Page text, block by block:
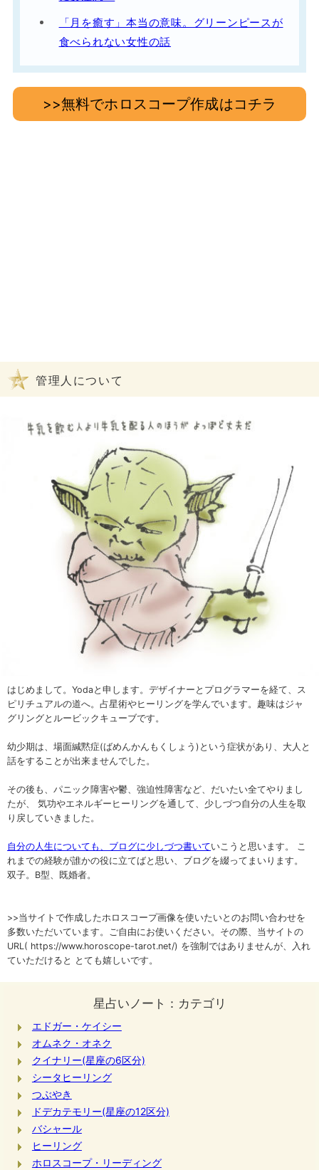
「月を癒す」本当の意味。グリーンピースが
食べられない女性の話
>>無料でホロスコープ作成はコチラ
管理人について
はじめまして。Yodaと申します。デザイナーとプログラマーを経て、ス
ピリチュアルの道へ。占星術やヒーリングを学んでいます。趣味はジャ
グリングとルービックキューブです。
幼少期は、場面緘黙症(ばめんかんもくしょう)という症状があり、大人と
話をすることが出来ませんでした。
その後も、パニック障害や鬱、強迫性障害など、だいたい全てやりまし
たが、 気功やエネルギーヒーリングを通して、少しづつ自分の人生を取
り戻していきました。
自分の人生についても、ブログに少しづつ書いていこうと思います。 こ
れまでの経験が誰かの役に立てばと思い、ブログを綴ってまいります。
双子。B型、既婚者。
>>当サイトで作成したホロスコープ画像を使いたいとのお問い合わせを
多数いただいています。ご自由にお使いください。その際、当サイトの
URL( https://www.horoscope-tarot.net/) を強制ではありませんが、入れ
ていただけると とても嬉しいです。
星占いノート：カテゴリ
エドガー・ケイシー
オムネク・オネク
クイナリー(星座の6区分)
シータヒーリング
つぶやき
ドデカテモリー(星座の12区分)
バシャール
ヒーリング
ホロスコープ・リーディング